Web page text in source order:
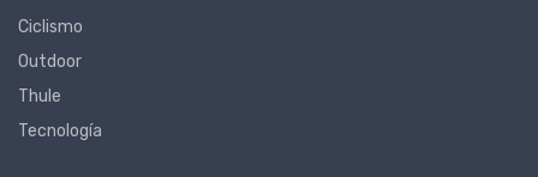
Ciclismo
Outdoor
Thule
Tecnología